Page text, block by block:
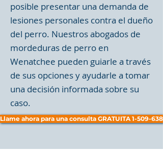
posible presentar una demanda de
lesiones personales contra el dueño
del perro. Nuestros abogados de
mordeduras de perro en
Wenatchee pueden guiarle a través
de sus opciones y ayudarle a tomar
una decisión informada sobre su
caso.
Llame ahora para una consulta GRATUITA 1-509-638-